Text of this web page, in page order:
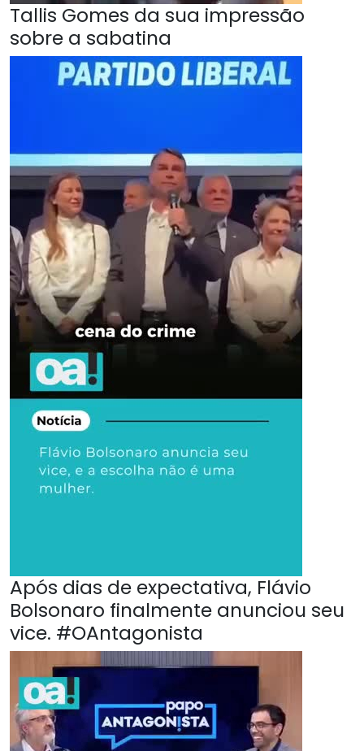
Tallis Gomes da sua impressão
sobre a sabatina
Após dias de expectativa, Flávio
Bolsonaro finalmente anunciou seu
vice. #OAntagonista